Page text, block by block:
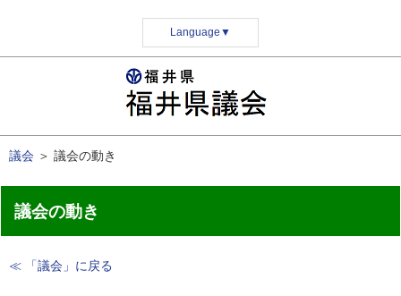
Language ▼
議会 ＞ 議会の動き
議会の動き
≪ 「議会」に戻る